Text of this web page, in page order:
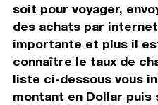
soit pour voyager,
des achats par
importante et plus il
connaître le taux de
liste ci-dessous vous
montant en Dollar puis